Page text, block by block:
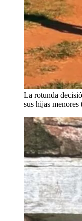
La rotunda
sus hijas